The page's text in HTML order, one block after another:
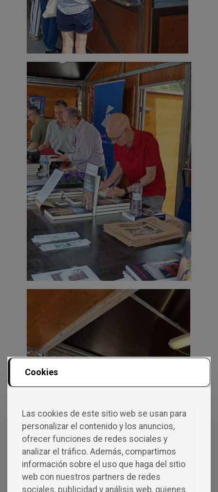
Cookies
Las cookies de este sitio web se usan para
personalizar el contenido y los anuncios,
ofrecer funciones de redes sociales y
analizar el tráfico. Además, compartimos
información sobre el uso que haga del sitio
web con nuestros partners de redes
sociales, publicidad y análisis web, quienes